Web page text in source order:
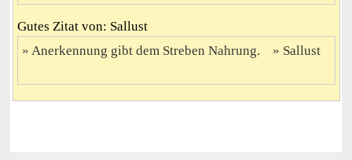
Gutes Zitat von: Sallust
Anerkennung gibt dem Streben Nahrung.
Sallust